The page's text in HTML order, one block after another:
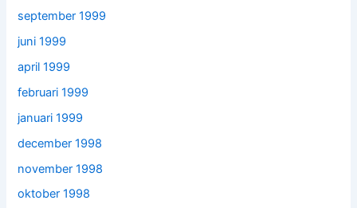
september 1999
juni 1999
april 1999
februari 1999
januari 1999
december 1998
november 1998
oktober 1998